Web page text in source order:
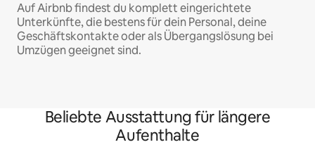
Auf Airbnb findest du komplett eingerichtete
Unterkünfte, die bestens für dein Personal, deine
Geschäftskontakte oder als Übergangslösung bei
Umzügen geeignet sind.
Beliebte Ausstattung für längere
Aufenthalte